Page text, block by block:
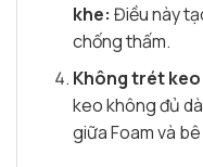
khe: Điều này
chống thấm.
Không trét
keo không đủ
giữa Foam và